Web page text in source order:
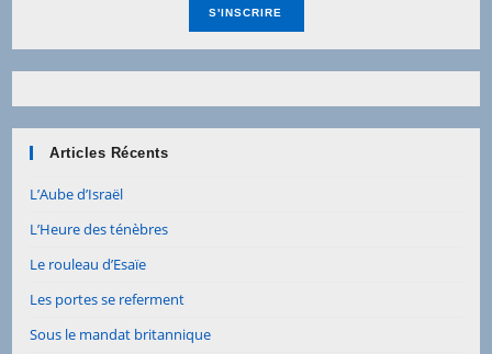
Articles Récents
L’Aube d’Israël
L’Heure des ténèbres
Le rouleau d’Esaïe
Les portes se referment
Sous le mandat britannique